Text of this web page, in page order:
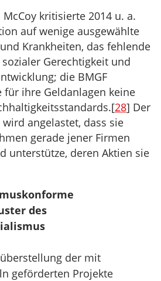
McCoy kritisierte 2014 u. a.
auf wenige ausgewählte
Krankheiten, das fehlende
Gerechtigkeit und
die BMGF
für ihre Geldanlagen keine
28] Der
angelastet, dass sie
gerade jener Firmen
unterstütze, deren Aktien sie
des
der mit
geförderten Projekte